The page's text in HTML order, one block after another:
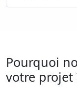
Pourquoi
votre projet